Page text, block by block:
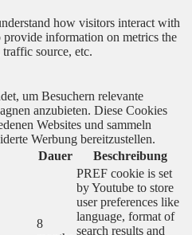
how visitors interact with
information on metrics the
source, etc.
um Besuchern relevante
anzubieten. Diese Cookies
Websites und sammeln
Werbung bereitzustellen.
Dauer Beschreibung
8
PREF cookie is set
by Youtube to store
user preferences like
language, format of
search results and